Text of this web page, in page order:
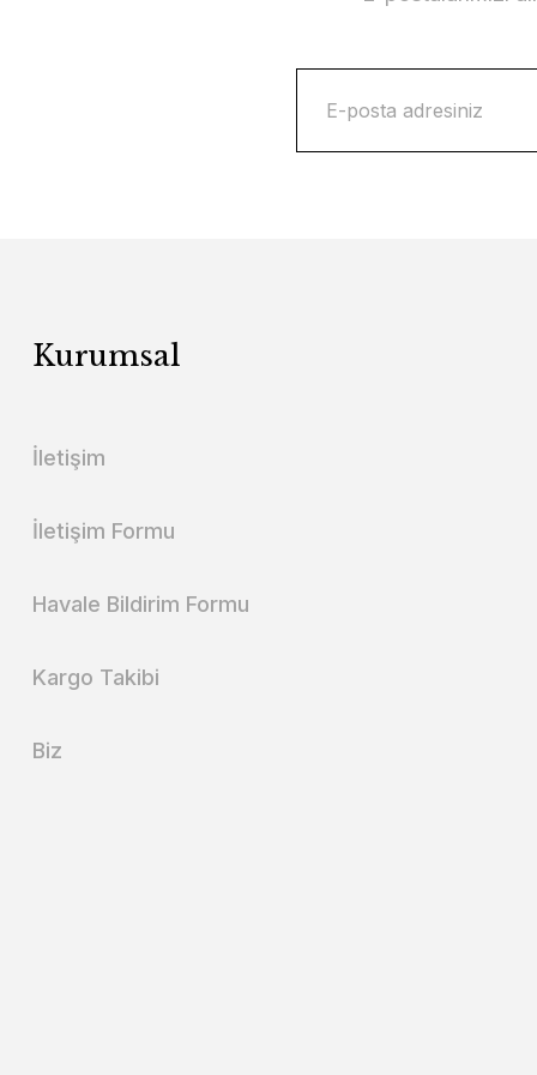
Kurumsal
İletişim
İletişim Formu
Havale Bildirim Formu
Kargo Takibi
Biz